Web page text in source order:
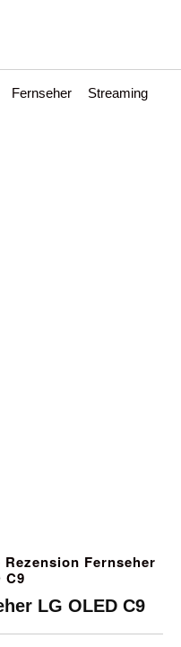
Fernseher Streaming
Rezension Fernseher
C9
LG OLED C9